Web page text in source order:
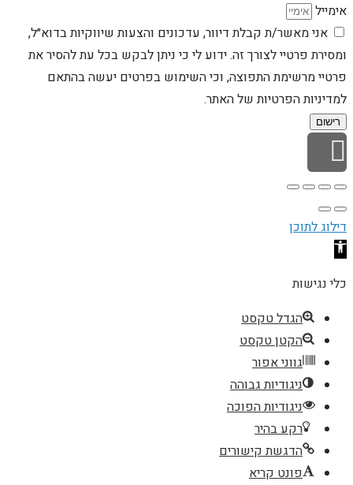
אימייל
אני מאשר/ת קבלת דיוור, עדכונים והצעות שיווקיות בדוא״ל,
ומסירת פרטיי לצורך זה. ידוע לי כי ניתן לבקש בכל עת להסיר את
פרטיי מרשימת התפוצה, וכי השימוש בפרטים יעשה בהתאם
למדיניות הפרטיות של האתר.
רישום
גלילה לראש העמוד
דילוג לתוכן
פתח סרגל נגישות
כלי נגישות
הגדל טקסט
הקטן טקסט
גווני אפור
ניגודיות גבוהה
ניגודיות הפוכה
רקע בהיר
הדגשת קישורים
פונט קריא